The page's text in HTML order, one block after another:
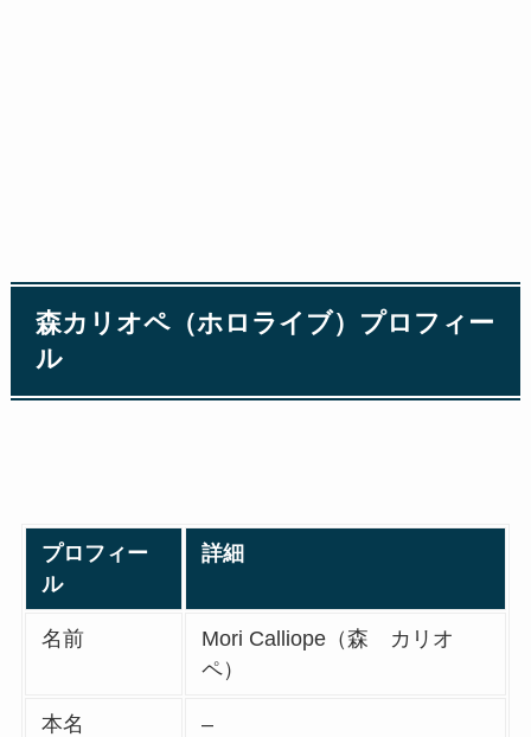
森カリオペ（ホロライブ）プロフィー
ル
プロフィー
ル
詳細
名前
Mori Calliope（森 カリオ
ペ）
本名 –